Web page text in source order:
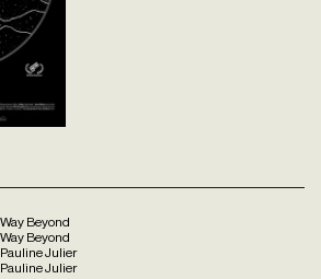
Way Beyond
Way Beyond
Pauline Julier
Pauline Julier